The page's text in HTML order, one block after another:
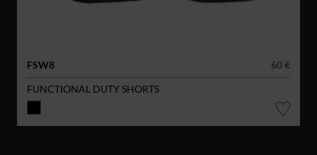
FSW8
60 €
FUNCTIONAL DUTY SHORTS